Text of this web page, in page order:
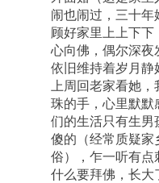
老家县城，
眼看县城的
别人的一点
啊，如果去
呢！可是在
件改善并没
一辈人一样辛
们知道她们
了，所谓艰
始了吧，而
最大的奶奶
给你各种尊
闹也闹过，三十
顾好家里上上下
心向佛，偶尔深夜
依旧维持着岁月静
上周回老家看她，
珠的手，心里默
们的生活只有生男
傻的（经常质疑
俗），乍一听有点
什么要拜佛，长大